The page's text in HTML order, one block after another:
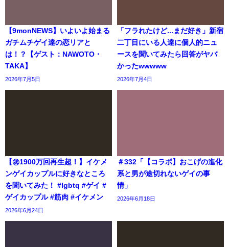
【9monNEWS】いよいよ始まる
ガチムチゲイ達の恋リアと
は！？【ゲスト：NAWOTO・
TAKA】
2026年7月5日
「フラれたけど...まだ好き」新宿
二丁目にいる人達に個人的ニュ
ースを聞いてみたら回答がヤバ
かったwwwww
2026年7月4日
【㊗️1900万回再生超！】イケメ
ンゲイカップルに好きなところ
を聞いてみた！ #lgbtq #ゲイ #
ゲイカップル #筋肉 #イケメン
2026年6月24日
＃332「【コラボ】おこげの進化
系と男が途切れないゲイの事
情」
2026年6月18日